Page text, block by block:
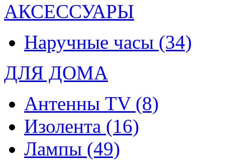
АКСЕССУАРЫ
Наручные часы (34)
ДЛЯ ДОМА
Антенны TV (8)
Изолента (16)
Лампы (49)